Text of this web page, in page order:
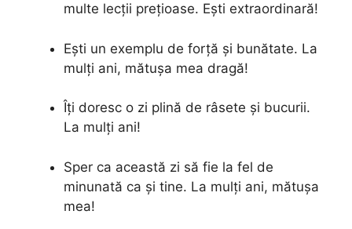
multe lecții prețioase. Ești extraordinară!
Ești un exemplu de forță și bunătate. La
mulți ani, mătușa mea dragă!
Îți doresc o zi plină de râsete și bucurii.
La mulți ani!
Sper ca această zi să fie la fel de
minunată ca și tine. La mulți ani, mătușa
mea!